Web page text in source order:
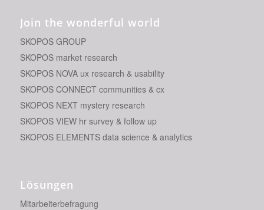
Join the wonderful world
SKOPOS GROUP
SKOPOS market research
SKOPOS NOVA ux research & usability
SKOPOS CONNECT communities & cx
SKOPOS NEXT mystery research
SKOPOS VIEW hr survey & follow up
SKOPOS ELEMENTS data science & analytics
Lösungen
Mitarbeiterbefragung